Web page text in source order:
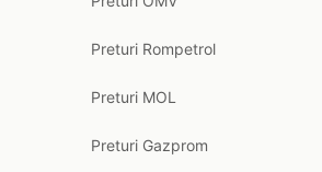
Preturi Rompetrol
Preturi MOL
Preturi Gazprom